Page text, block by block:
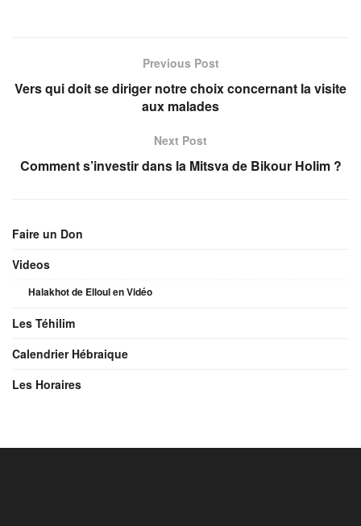
Previous Post
Vers qui doit se diriger notre choix concernant la visite
aux malades
Next Post
Comment s’investir dans la Mitsva de Bikour Holim ?
Faire un Don
Videos
Halakhot de Elloul en Vidéo
Les Téhilim
Calendrier Hébraique
Les Horaires